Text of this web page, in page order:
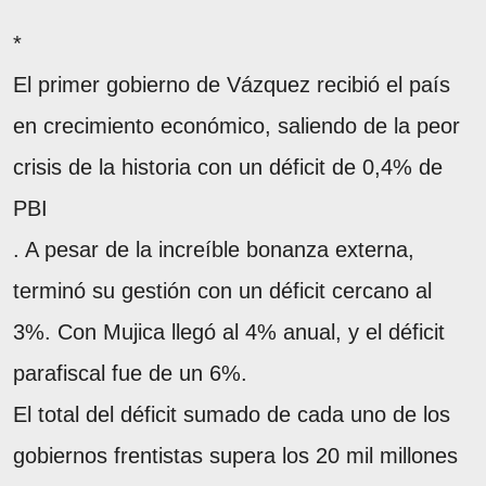
*
El primer gobierno de Vázquez recibió el país
en crecimiento económico, saliendo de la peor
crisis de la historia con un déficit de 0,4% de
PBI
. A pesar de la increíble bonanza externa,
terminó su gestión con un déficit cercano al
3%. Con Mujica llegó al 4% anual, y el déficit
parafiscal fue de un 6%.
El total del déficit sumado de cada uno de los
gobiernos frentistas supera los 20 mil millones